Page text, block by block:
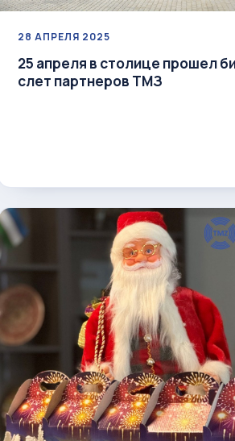
28 АПРЕЛЯ 2025
25 апреля в столице прошел
слет партнеров ТМЗ